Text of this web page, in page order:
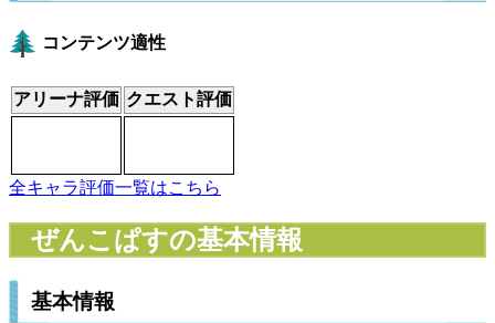
コンテンツ適性
アリーナ評価 クエスト評価
全キャラ評価一覧はこちら
ぜんこぱすの基本情報
基本情報